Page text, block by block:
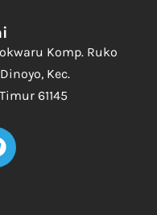
Komp. Ruko
Kec.
61145